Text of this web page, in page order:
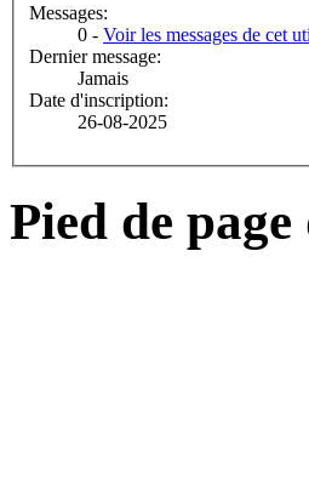
Messages:
0 - Voir les messages de cet
Dernier message:
Jamais
Date d'inscription:
26-08-2025
Pied de